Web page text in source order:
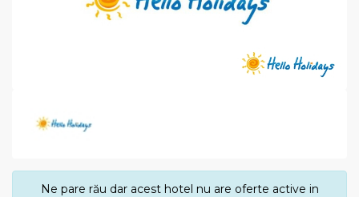
Ne pare rău dar acest hotel nu are oferte active in